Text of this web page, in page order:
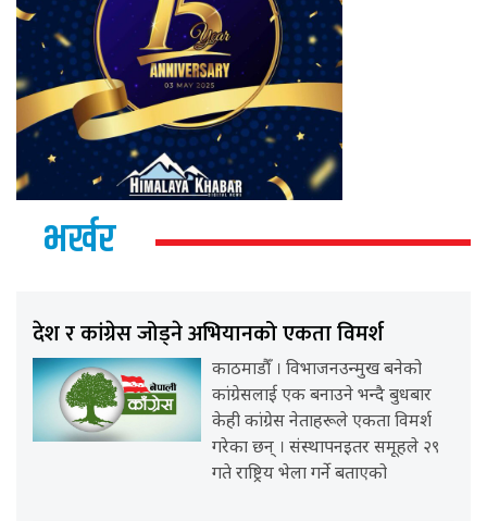
भर्खर
देश र कांग्रेस जोड्ने अभियानको एकता विमर्श
काठमाडौँ । विभाजनउन्मुख बनेको
कांग्रेसलाई एक बनाउने भन्दै बुधबार
केही कांग्रेस नेताहरूले एकता विमर्श
गरेका छन् । संस्थापनइतर समूहले २९
गते राष्ट्रिय भेला गर्ने बताएको